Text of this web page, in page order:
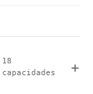
18
capacidades